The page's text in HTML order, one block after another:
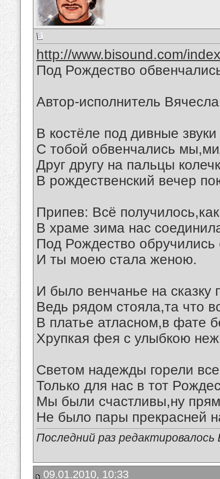
http://www.bisound.com/
Под Рождество
Автор-исполнитель
В костёле под дивные звуки
С тобой обвенчались
Друг другу на пальцы
В рождественский вечер
Припев: Всё
В храме зима нас
Под Рождество обручились
И ты моею стала женою.
И было венчанье на сказку
Ведь рядом стояла,та что
В платье атласном,в фате
Хрупкая фея с улыбкою
Светом надежды горели
Только для нас в тот
Мы были счастливы,ну
Не было пары прекрасней
Последний раз
09.01.2010, 10:33